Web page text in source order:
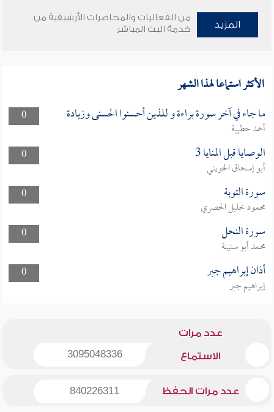
المزيد
من الفعاليات والمحاضرات الأرشيفية من
خدمة البث المباشر
الأكثر استماعا لهذا الشهر
0 ما جاء في آخر سورة براءة و للذين أحسنوا الحسنى وزيادة
أحمد حطيبة
0
الوصايا قبل المنايا 3
أبو إسحاق الحويني
0
سورة التوبة
محمود خليل الحصري
0
سورة النحل
محمد أبو سنينة
0
أذان إبراهيم جبر
إبراهيم جبر
عدد مرات
الاستماع 3095048336
عدد مرات الحفظ 840226311